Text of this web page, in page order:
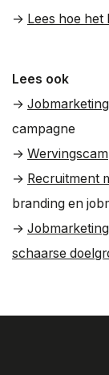
→ Lees hoe
Lees ook
→ Jobmarketing
campagne
→
→ Recruitment
branding en
→
schaarse